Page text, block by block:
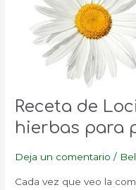
Receta de
hierbas para
Deja un comentario /
Cada vez que veo la